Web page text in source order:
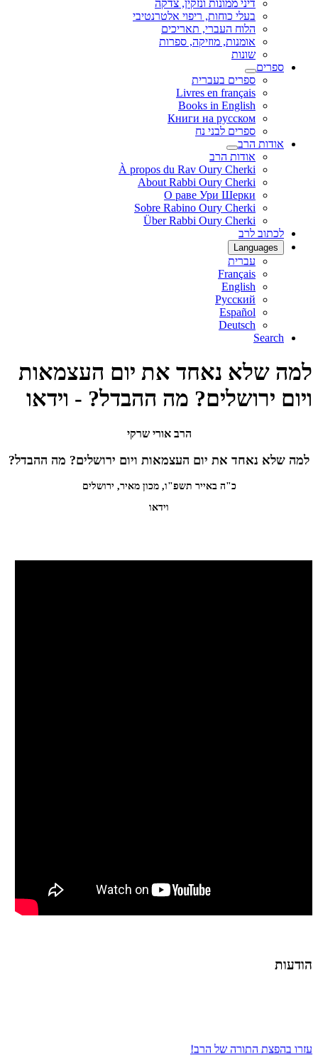
דיני ממונות ונזקין, צדקה
בעלי כוחות, ריפוי אלטרנטיבי
הלוח העברי, תאריכים
אומנות, מוזיקה, ספרות
שונות
ספרים
ספרים בעברית
Livres en français
Books in English
Книги на русском
ספרים לבני נח
אודות הרב
אודות הרב
À propos du Rav Oury Cherki
About Rabbi Oury Cherki
О раве Ури Шерки
Sobre Rabino Oury Cherki
Über Rabbi Oury Cherki
לכתוב לרב
Languages
עברית
Français
English
Русский
Español
Deutsch
Search
למה שלא נאחד את יום העצמאות
ויום ירושלים? מה ההבדל? - וידאו
הרב אורי שרקי
למה שלא נאחד את יום העצמאות ויום ירושלים? מה ההבדל?
כ"ה באייר תשפ"ו, מכון מאיר, ירושלים
וידאו
הודעות
עזרו בהפצת התורה של הרב!